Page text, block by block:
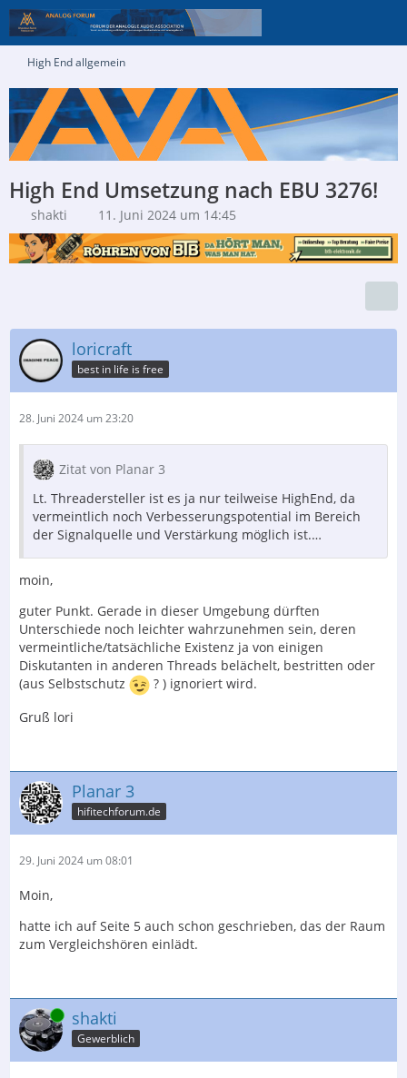
High End allgemein
High End Umsetzung nach EBU 3276!
shakti 11. Juni 2024 um 14:45
loricraft
best in life is free
28. Juni 2024 um 23:20
Zitat von Planar 3
Lt. Threadersteller ist es ja nur teilweise HighEnd, da
vermeintlich noch Verbesserungspotential im Bereich
der Signalquelle und Verstärkung möglich ist.…
moin,
guter Punkt. Gerade in dieser Umgebung dürften
Unterschiede noch leichter wahrzunehmen sein, deren
vermeintliche/tatsächliche Existenz ja von einigen
Diskutanten in anderen Threads belächelt, bestritten oder
(aus Selbstschutz
? ) ignoriert wird.
Gruß lori
Planar 3
hifitechforum.de
29. Juni 2024 um 08:01
Moin,
hatte ich auf Seite 5 auch schon geschrieben, das der Raum
zum Vergleichshören einlädt.
Online shakti
Gewerblich